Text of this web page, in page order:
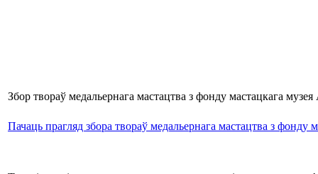
Збор твораў медальернага мастацтва з фонду мастацкага
Пачаць прагляд збора твораў медальернага мастацтва з фонду